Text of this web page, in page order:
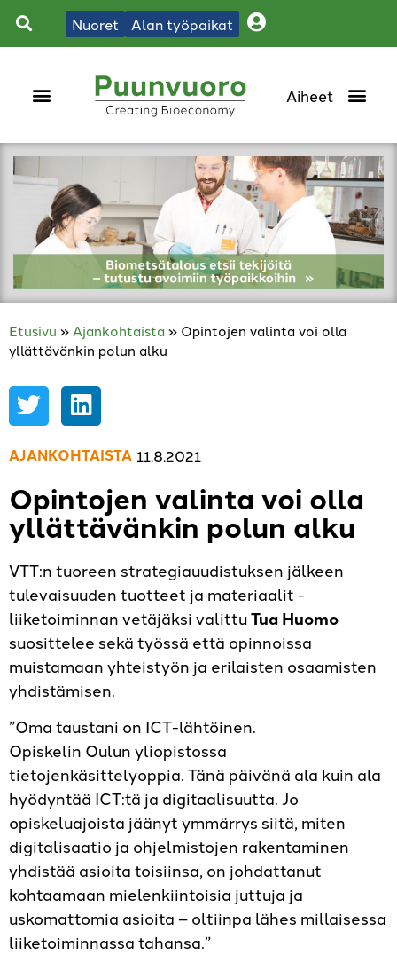
Nuoret Alan työpaikat
Etusivu » Ajankohtaista » Opintojen valinta voi olla
yllättävänkin polun alku
AJANKOHTAISTA 11.8.2021
Opintojen valinta voi olla
yllättävänkin polun alku
VTT:n tuoreen strategiauudistuksen jälkeen
tulevaisuuden tuotteet ja materiaalit -
liiketoiminnan vetäjäksi valittuTua Huomo
suosittelee sekä työssä että opinnoissa
muistamaan yhteistyön ja erilaisten osaamisten
yhdistämisen.
”Oma taustani on ICT-lähtöinen.
Opiskelin Oulun yliopistossa
tietojenkäsittelyoppia. Tänä päivänä ala kuin ala
hyödyntää ICT:tä ja digitaalisuutta. Jo
opiskeluajoista jäänyt ymmärrys siitä, miten
digitalisaatio ja ohjelmistojen rakentaminen
yhdistää asioita toisiinsa, on johdattanut
kohtaamaan mielenkiintoisia juttuja ja
uskomattomia asioita – oltiinpa lähes millaisessa
liiketoiminnassa tahansa.”